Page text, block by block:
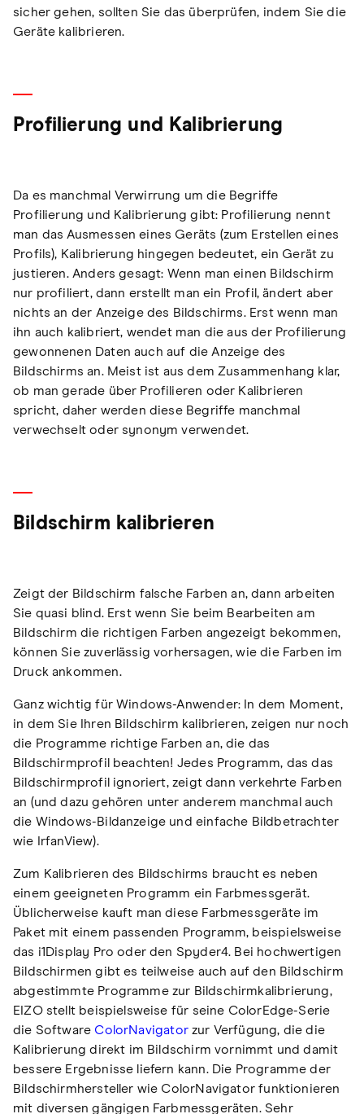
sicher gehen, sollten Sie das überprüfen, indem Sie die
Geräte kalibrieren.
Profilierung und Kalibrierung
Da es manchmal Verwirrung um die Begriffe
Profilierung und Kalibrierung gibt: Profilierung nennt
man das Ausmessen eines Geräts (zum Erstellen eines
Profils), Kalibrierung hingegen bedeutet, ein Gerät zu
justieren. Anders gesagt: Wenn man einen Bildschirm
nur profiliert, dann erstellt man ein Profil, ändert aber
nichts an der Anzeige des Bildschirms. Erst wenn man
ihn auch kalibriert, wendet man die aus der Profilierung
gewonnenen Daten auch auf die Anzeige des
Bildschirms an. Meist ist aus dem Zusammenhang klar,
ob man gerade über Profilieren oder Kalibrieren
spricht, daher werden diese Begriffe manchmal
verwechselt oder synonym verwendet.
Bildschirm kalibrieren
Zeigt der Bildschirm falsche Farben an, dann arbeiten
Sie quasi blind. Erst wenn Sie beim Bearbeiten am
Bildschirm die richtigen Farben angezeigt bekommen,
können Sie zuverlässig vorhersagen, wie die Farben im
Druck ankommen.
Ganz wichtig für Windows-Anwender: In dem Moment,
in dem Sie Ihren Bildschirm kalibrieren, zeigen nur noch
die Programme richtige Farben an, die das
Bildschirmprofil beachten! Jedes Programm, das das
Bildschirmprofil ignoriert, zeigt dann verkehrte Farben
an (und dazu gehören unter anderem manchmal auch
die Windows-Bildanzeige und einfache Bildbetrachter
wie IrfanView).
Zum Kalibrieren des Bildschirms braucht es neben
einem geeigneten Programm ein Farbmessgerät.
Üblicherweise kauft man diese Farbmessgeräte im
Paket mit einem passenden Programm, beispielsweise
das i1Display Pro oder den Spyder4. Bei hochwertigen
Bildschirmen gibt es teilweise auch auf den Bildschirm
abgestimmte Programme zur Bildschirmkalibrierung,
EIZO stellt beispielsweise für seine ColorEdge-Serie
die Software ColorNavigatorzur Verfügung, die die
Kalibrierung direkt im Bildschirm vornimmt und damit
bessere Ergebnisse liefern kann. Die Programme der
Bildschirmhersteller wie ColorNavigator funktionieren
mit diversen gängigen Farbmessgeräten. Sehr